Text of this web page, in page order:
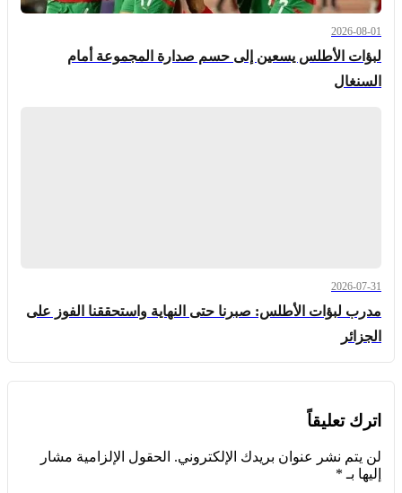
2026-08-01
لبؤات الأطلس يسعين إلى حسم صدارة المجموعة أمام
السنغال
2026-07-31
مدرب لبؤات الأطلس: صبرنا حتى النهاية واستحققنا الفوز على
الجزائر
اترك تعليقاً
لن يتم نشر عنوان بريدك الإلكتروني. الحقول الإلزامية مشار
إليها بـ *